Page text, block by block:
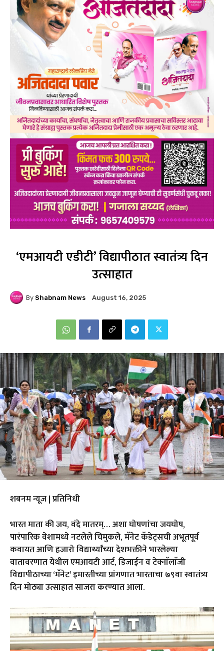
‘एमआयटी एडीटी’ विद्यापीठात स्वातंत्र्य दिन
उत्साहात
By Shabnam News August 16, 2025
शबनम न्यूज | प्रतिनिधी
भारत माता की जय, वंदे मातरम्… अशा घोषणांचा जयघोष,
पारंपारिक वेशामध्ये नटलेले चिमुकले, मॅनेट कॅडेट्सची अभूतपूर्व
कवायत आणि हजारो विद्यार्थ्यांच्या देशभक्तीने भारलेल्या
वातावरणात येथील एमआयटी आर्ट, डिजाईन व टेक्नाॅलाॅजी
विद्यापीठाच्या ‘मॅनेट’ इमारतीच्या प्रांगणात भारताचा ७९वा स्वातंत्र्य
दिन मोठ्या उत्साहात साजरा करण्यात आला.